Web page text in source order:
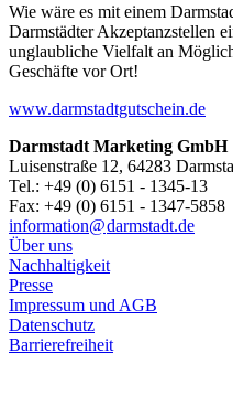
Wie wäre es mit einem
Darmstädter Akzeptanzstellen
unglaubliche Vielfalt an
Geschäfte vor Ort!
www.darmstadtgutschein.de
Darmstadt Marketing GmbH
Luisenstraße 12, 64283
Tel.: +49 (0) 6151 - 1345-13
Fax: +49 (0) 6151 - 1347-5858
information@darmstadt.de
Über uns
Nachhaltigkeit
Presse
Impressum und AGB
Datenschutz
Barrierefreiheit